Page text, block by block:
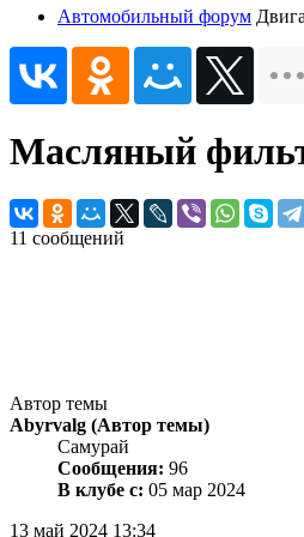
Автомобильный форум
Масляный
11 сообщений
Автор темы
Abyrvalg (Автор темы)
Самурай
Сообщения: 96
В клубе с: 05 мар 2024
13 май 2024 13:34